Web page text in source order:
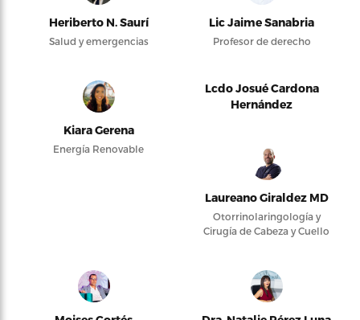
Heriberto N. Saurí
Salud y emergencias
Lic Jaime Sanabria
Profesor de derecho
Kiara Gerena
Energía Renovable
Lcdo Josué Cardona
Hernández
Laureano Giraldez MD
Otorrinolaringología y
Cirugía de Cabeza y Cuello